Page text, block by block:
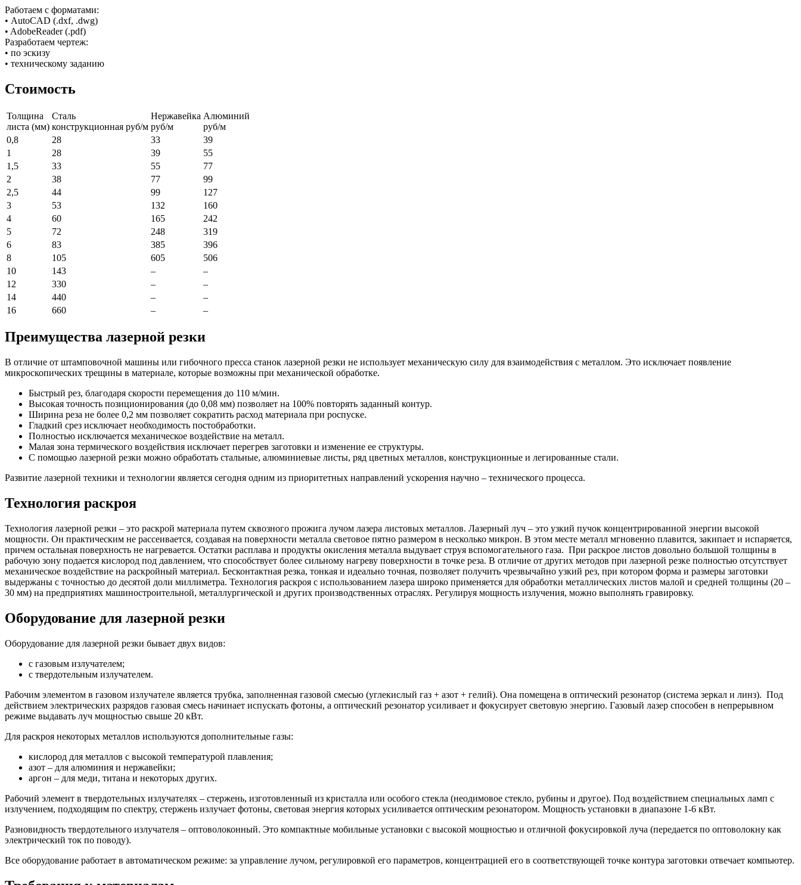
Работаем с форматами:
• AutoCAD (.dxf, .dwg)
• AdobeReader (.pdf)
Разработаем чертеж:
• по эскизу
• техническому заданию
Стоимость
Толщина
листа (мм)
Сталь
конструкционная руб/м
Нержавейка
руб/м
Алюминий
руб/м
0,8
28 33
39
1
28 39
55
1,5
33 55
77
2
38 77
99
2,5
44 99
127
3
53 132
160
4
60 165
242
5
72 248
319
6
83 385
396
8
105 605
506
10
143 –
–
12
330 –
–
14
440 –
–
16
660 – –
Преимущества лазерной резки
В отличие от штамповочной машины или гибочного пресса станок лазерной резки не использует механическую силу для взаимодействия с металлом. Это исключает появление
микроскопических трещины в материале, которые возможны при механической обработке.
Быстрый рез, благодаря скорости перемещения до 110 м/мин.
Высокая точность позиционирования (до 0,08 мм) позволяет на 100% повторять заданный контур.
Ширина реза не более 0,2 мм позволяет сократить расход материала при роспуске.
Гладкий срез исключает необходимость постобработки.
Полностью исключается механическое воздействие на металл.
Малая зона термического воздействия исключает перегрев заготовки и изменение ее структуры.
С помощью лазерной резки можно обработать стальные, алюминиевые листы, ряд цветных металлов, конструкционные и легированные стали.
Развитие лазерной техники и технологии является сегодня одним из приоритетных направлений ускорения научно – технического процесса.
Технология раскроя
Технология лазерной резки – это раскрой материала путем сквозного прожига лучом лазера листовых металлов. Лазерный луч – это узкий пучок концентрированной энергии высокой
мощности. Он практическим не рассеивается, создавая на поверхности металла световое пятно размером в несколько микрон. В этом месте металл мгновенно плавится, закипает и испаряется,
причем остальная поверхность не нагревается. Остатки расплава и продукты окисления металла выдувает струя вспомогательного газа. При раскрое листов довольно большой толщины в
рабочую зону подается кислород под давлением, что способствует более сильному нагреву поверхности в точке реза. В отличие от других методов при лазерной резке полностью отсутствует
механическое воздействие на раскройный материал. Бесконтактная резка, тонкая и идеально точная, позволяет получить чрезвычайно узкий рез, при котором форма и размеры заготовки
выдержаны с точностью до десятой доли миллиметра. Технология раскроя с использованием лазера широко применяется для обработки металлических листов малой и средней толщины (20 –
30 мм) на предприятиях машиностроительной, металлургической и других производственных отраслях. Регулируя мощность излучения, можно выполнять гравировку.
Оборудование для лазерной резки
Оборудование для лазерной резки бывает двух видов:
с газовым излучателем;
с твердотельным излучателем.
Рабочим элементом в газовом излучателе является трубка, заполненная газовой смесью (углекислый газ + азот + гелий). Она помещена в оптический резонатор (система зеркал и линз). Под
действием электрических разрядов газовая смесь начинает испускать фотоны, а оптический резонатор усиливает и фокусирует световую энергию. Газовый лазер способен в непрерывном
режиме выдавать луч мощностью свыше 20 кВт.
Для раскроя некоторых металлов используются дополнительные газы:
кислород для металлов с высокой температурой плавления;
азот – для алюминия и нержавейки;
аргон – для меди, титана и некоторых других.
Рабочий элемент в твердотельных излучателях – стержень, изготовленный из кристалла или особого стекла (неодимовое стекло, рубины и другое). Под воздействием специальных ламп с
излучением, подходящим по спектру, стержень излучает фотоны, световая энергия которых усиливается оптическим резонатором. Мощность установки в диапазоне 1-6 кВт.
Разновидность твердотельного излучателя – оптоволоконный. Это компактные мобильные установки с высокой мощностью и отличной фокусировкой луча (передается по оптоволокну как
электрический ток по поводу).
Все оборудование работает в автоматическом режиме: за управление лучом, регулировкой его параметров, концентрацией его в соответствующей точке контура заготовки отвечает компьютер.